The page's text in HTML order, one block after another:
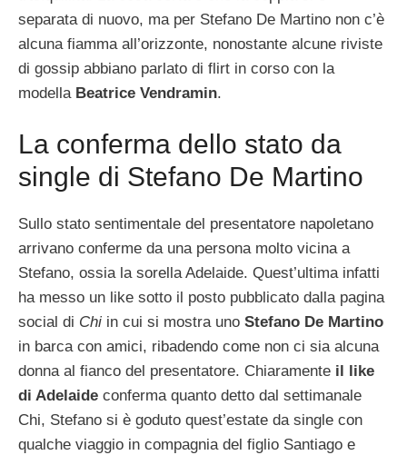
separata di nuovo, ma per Stefano De Martino non c’è
alcuna fiamma all’orizzonte, nonostante alcune riviste
di gossip abbiano parlato di flirt in corso con la
modella Beatrice Vendramin.
La conferma dello stato da
single di Stefano De Martino
Sullo stato sentimentale del presentatore napoletano
arrivano conferme da una persona molto vicina a
Stefano, ossia la sorella Adelaide. Quest’ultima infatti
ha messo un like sotto il posto pubblicato dalla pagina
social di Chi in cui si mostra uno Stefano De Martino
in barca con amici, ribadendo come non ci sia alcuna
donna al fianco del presentatore. Chiaramente il like
di Adelaide conferma quanto detto dal settimanale
Chi, Stefano si è goduto quest’estate da single con
qualche viaggio in compagnia del figlio Santiago e